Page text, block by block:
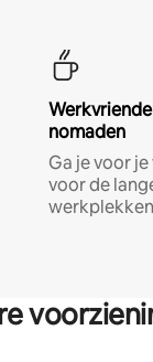
nomaden
Ga je voor
voor de